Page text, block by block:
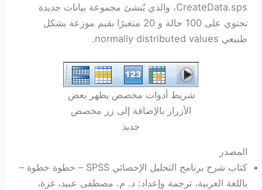
CreateData.sps، والذي يُنشئ مجموعة بيانات جديدة
تحتوي على 100 حالة و 20 متغيرًا بقيم موزعة بشكل
طبيعي normally distributed values.
شريط أدوات مخصص يظهر بعض
الأزرار بالإضافة إلى زر مخصص
جديد
المصدر
كتاب شرح برنامج التحليل الإحصائي SPSS – خطوة خطوة –
باللغة العربية، ترجمة وإعداد: د. م. مصطفى عبيد، غزة،